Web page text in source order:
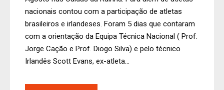
nacionais contou com a participação de atletas
brasileiros e irlandeses. Foram 5 dias que contaram
com a orientação da Equipa Técnica Nacional ( Prof.
Jorge Cação e Prof. Diogo Silva) e pelo técnico
Irlandês Scott Evans, ex-atleta...